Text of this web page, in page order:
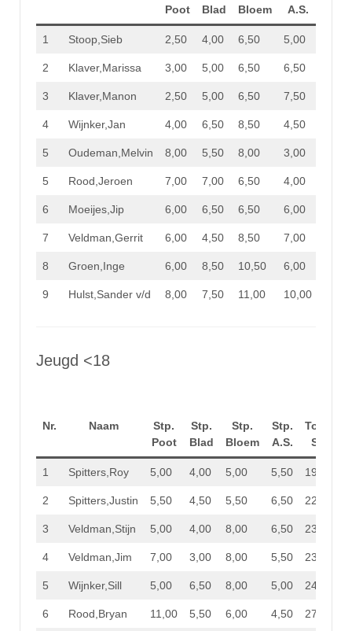
Poot
Blad
Bloem
A.S.
1 Stoop,Sieb 2,50 4,00 6,50 5,00
2 Klaver,Marissa 3,00 5,00 6,50 6,50
3 Klaver,Manon 2,50 5,00 6,50 7,50
4 Wijnker,Jan 4,00 6,50 8,50 4,50
5 Oudeman,Melvin 8,00 5,50 8,00 3,00
5 Rood,Jeroen 7,00 7,00 6,50 4,00
6 Moeijes,Jip 6,00 6,50 6,50 6,00
7 Veldman,Gerrit 6,00 4,50 8,50 7,00
8 Groen,Inge 6,00 8,50 10,50 6,00
9 Hulst,Sander v/d 8,00 7,50 11,00 10,00
Jeugd <18
Nr. Naam
Stp.
Poot
Stp.
Blad
Stp.
Bloem
Stp.
A.S.
Totaal
Stp.
1 Spitters,Roy 5,00 4,00 5,00 5,50 19,50
2 Spitters,Justin 5,50 4,50 5,50 6,50 22,00
3 Veldman,Stijn 5,00 4,00 8,00 6,50 23,50
4 Veldman,Jim 7,00 3,00 8,00 5,50 23,50
5 Wijnker,Sill 5,00 6,50 8,00 5,00 24,50
6 Rood,Bryan 11,00 5,50 6,00 4,50 27,00